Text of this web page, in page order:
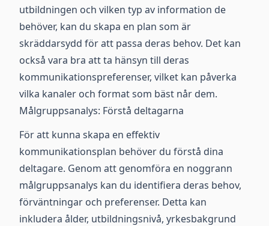
utbildningen och vilken typ av information de
behöver, kan du skapa en plan som är
skräddarsydd för att passa deras behov. Det kan
också vara bra att ta hänsyn till deras
kommunikationspreferenser, vilket kan påverka
vilka kanaler och format som bäst når dem.
Målgruppsanalys: Förstå deltagarna
För att kunna skapa en effektiv
kommunikationsplan behöver du förstå dina
deltagare. Genom att genomföra en noggrann
målgruppsanalys kan du identifiera deras behov,
förväntningar och preferenser. Detta kan
inkludera ålder, utbildningsnivå, yrkesbakgrund